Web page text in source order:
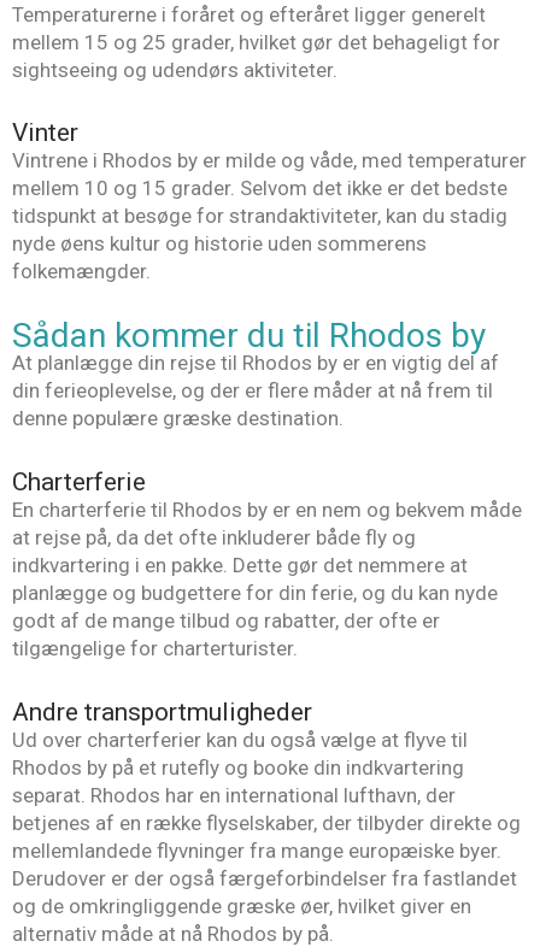
Temperaturerne i foråret og efteråret ligger generelt
mellem 15 og 25 grader, hvilket gør det behageligt for
sightseeing og udendørs aktiviteter.
Vinter
Vintrene i Rhodos by er milde og våde, med temperaturer
mellem 10 og 15 grader. Selvom det ikke er det bedste
tidspunkt at besøge for strandaktiviteter, kan du stadig
nyde øens kultur og historie uden sommerens
folkemængder.
Sådan kommer du til Rhodos by
At planlægge din rejse til Rhodos by er en vigtig del af
din ferieoplevelse, og der er flere måder at nå frem til
denne populære græske destination.
Charterferie
En charterferie til Rhodos by er en nem og bekvem måde
at rejse på, da det ofte inkluderer både fly og
indkvartering i en pakke. Dette gør det nemmere at
planlægge og budgettere for din ferie, og du kan nyde
godt af de mange tilbud og rabatter, der ofte er
tilgængelige for charterturister.
Andre transportmuligheder
Ud over charterferier kan du også vælge at flyve til
Rhodos by på et rutefly og booke din indkvartering
separat. Rhodos har en international lufthavn, der
betjenes af en række flyselskaber, der tilbyder direkte og
mellemlandede flyvninger fra mange europæiske byer.
Derudover er der også færgeforbindelser fra fastlandet
og de omkringliggende græske øer, hvilket giver en
alternativ måde at nå Rhodos by på.